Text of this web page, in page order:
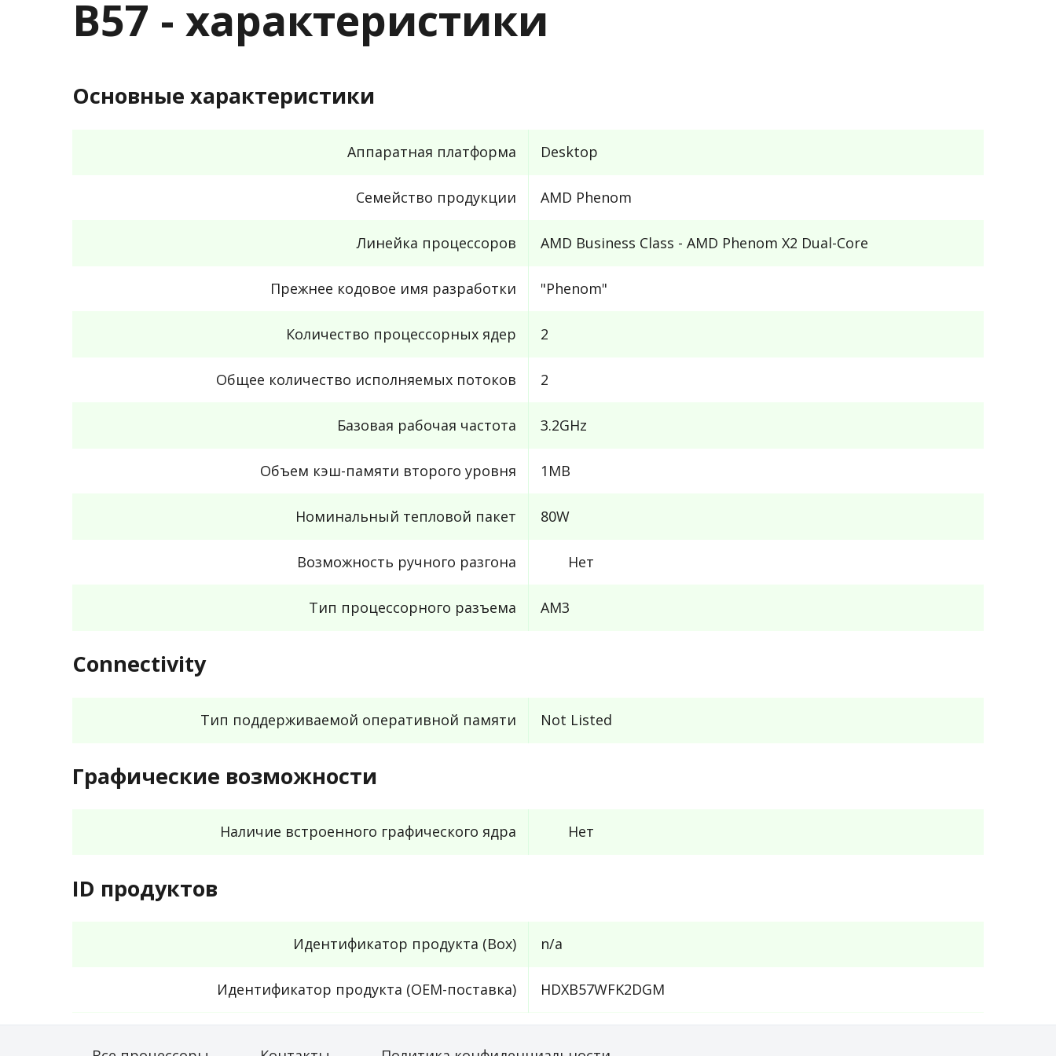
B57 - характеристики
Основные характеристики
Аппаратная платформа Desktop
Семейство продукции AMD Phenom
Линейка процессоров AMD Business Class - AMD Phenom X2 Dual-Core
Прежнее кодовое имя разработки "Phenom"
Количество процессорных ядер 2
Общее количество исполняемых потоков 2
Базовая рабочая частота 3.2GHz
Объем кэш-памяти второго уровня 1MB
Номинальный тепловой пакет 80W
Возможность ручного разгона Нет
Тип процессорного разъема AM3
Connectivity
Тип поддерживаемой оперативной памяти Not Listed
Графические возможности
Наличие встроенного графического ядра Нет
ID продуктов
Идентификатор продукта (Box) n/a
Идентификатор продукта (OEM-поставка) HDXB57WFK2DGM